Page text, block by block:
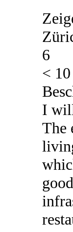
6
<
I
The